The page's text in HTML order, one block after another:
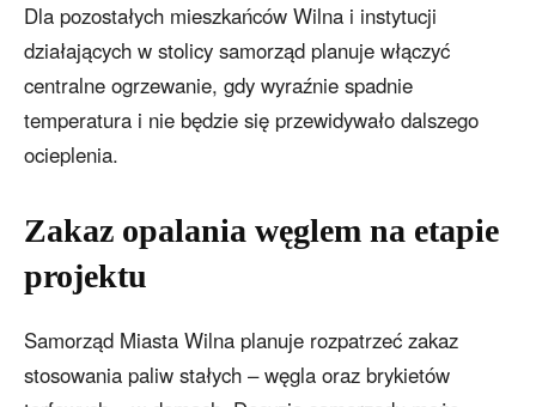
Dla pozostałych mieszkańców Wilna i instytucji
działających w stolicy samorząd planuje włączyć
centralne ogrzewanie, gdy wyraźnie spadnie
temperatura i nie będzie się przewidywało dalszego
ocieplenia.
Zakaz opalania węglem na etapie
projektu
Samorząd Miasta Wilna planuje rozpatrzeć zakaz
stosowania paliw stałych – węgla oraz brykietów